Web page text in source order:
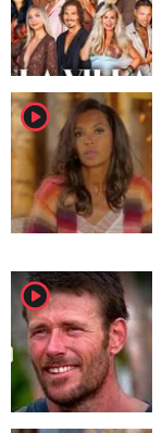
player2
player2